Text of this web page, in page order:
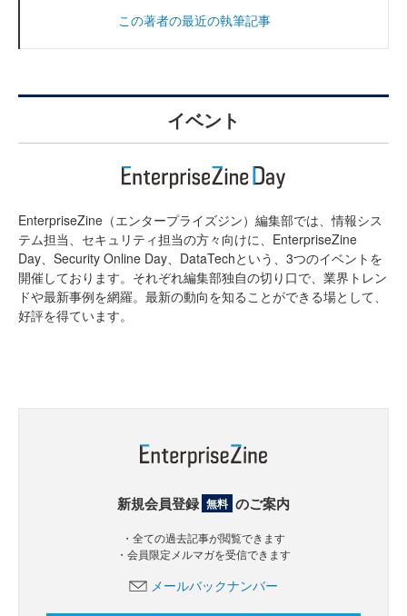
この著者の最近の執筆記事
イベント
EnterpriseZine（エンタープライズジン）編集部では、情報シス
テム担当、セキュリティ担当の方々向けに、EnterpriseZine
Day、Security Online Day、DataTechという、3つのイベントを
開催しております。それぞれ編集部独自の切り口で、業界トレン
ドや最新事例を網羅。最新の動向を知ることができる場として、
好評を得ています。
新規会員登録 無料 のご案内
・全ての過去記事が閲覧できます
・会員限定メルマガを受信できます
メールバックナンバー